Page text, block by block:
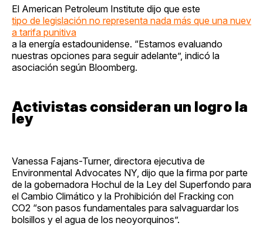
El American Petroleum Institute dijo que este
tipo de legislación no representa nada más que una nuev
a tarifa punitiva
a la energía estadounidense. “Estamos evaluando
nuestras opciones para seguir adelante”, indicó la
asociación según Bloomberg.
Activistas consideran un logro la
ley
Vanessa Fajans-Turner, directora ejecutiva de
Environmental Advocates NY, dijo que la firma por parte
de la gobernadora Hochul de la Ley del Superfondo para
el Cambio Climático y la Prohibición del Fracking con
CO2 “son pasos fundamentales para salvaguardar los
bolsillos y el agua de los neoyorquinos”.